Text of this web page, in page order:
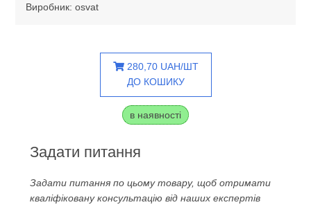
Виробник: osvat
280,70 UAH/ШТ
ДО КОШИКУ
в наявності
Задати питання
Задати питання по цьому товару, щоб отримати
кваліфіковану консультацію від наших експертів